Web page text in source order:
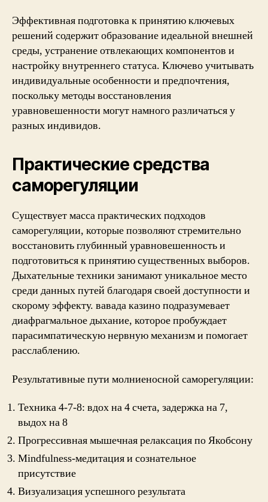
Эффективная подготовка к принятию ключевых
решений содержит образование идеальной внешней
среды, устранение отвлекающих компонентов и
настройку внутреннего статуса. Ключево учитывать
индивидуальные особенности и предпочтения,
поскольку методы восстановления
уравновешенности могут намного различаться у
разных индивидов.
Практические средства
саморегуляции
Существует масса практических подходов
саморегуляции, которые позволяют стремительно
восстановить глубинный уравновешенность и
подготовиться к принятию существенных выборов.
Дыхательные техники занимают уникальное место
среди данных путей благодаря своей доступности и
скорому эффекту. вавада казино подразумевает
диафрагмальное дыхание, которое пробуждает
парасимпатическую нервную механизм и помогает
расслаблению.
Результативные пути молниеносной саморегуляции:
Техника 4-7-8: вдох на 4 счета, задержка на 7,
выдох на 8
Прогрессивная мышечная релаксация по Якобсону
Mindfulness-медитация и сознательное
присутствие
Визуализация успешного результата